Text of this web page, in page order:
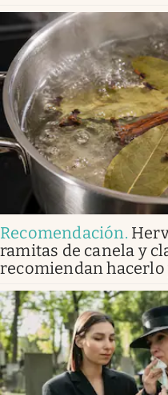
Recomendación.
ramitas de canela y
recomiendan hacerlo